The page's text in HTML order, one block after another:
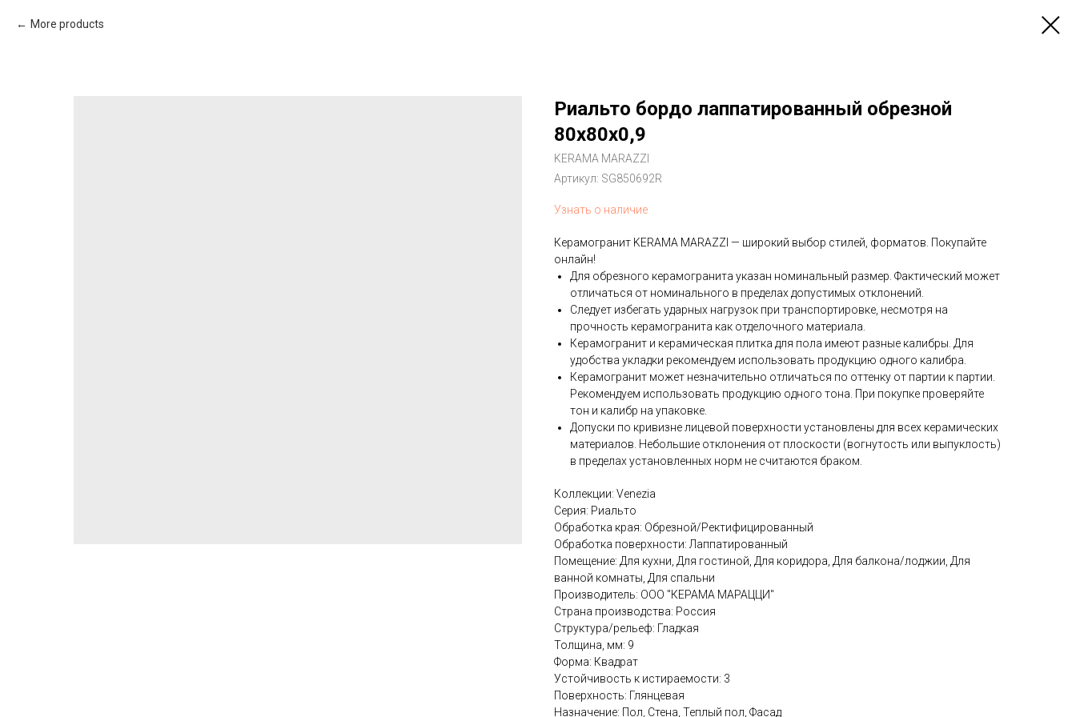
More products
Риальто бордо лаппатированный обрезной
80x80x0,9
KERAMA MARAZZI
Артикул: SG850692R
Узнать о наличие
Керамогранит KERAMA MARAZZI — широкий выбор стилей, форматов. Покупайте
онлайн!
Для обрезного керамогранита указан номинальный размер. Фактический может
отличаться от номинального в пределах допустимых отклонений.
Следует избегать ударных нагрузок при транспортировке, несмотря на
прочность керамогранита как отделочного материала.
Керамогранит и керамическая плитка для пола имеют разные калибры. Для
удобства укладки рекомендуем использовать продукцию одного калибра.
Керамогранит может незначительно отличаться по оттенку от партии к партии.
Рекомендуем использовать продукцию одного тона. При покупке проверяйте
тон и калибр на упаковке.
Допуски по кривизне лицевой поверхности установлены для всех керамических
материалов. Небольшие отклонения от плоскости (вогнутость или выпуклость)
в пределах установленных норм не считаются браком.
Коллекции: Venezia
Серия: Риальто
Обработка края: Обрезной/Ректифицированный
Обработка поверхности: Лаппатированный
Помещение: Для кухни, Для гостиной, Для коридора, Для балкона/лоджии, Для
ванной комнаты, Для спальни
Производитель: ООО "КЕРАМА МАРАЦЦИ"
Страна производства: Россия
Структура/рельеф: Гладкая
Толщина, мм: 9
Форма: Квадрат
Устойчивость к истираемости: 3
Поверхность: Глянцевая
Назначение: Пол, Стена, Теплый пол, Фасад